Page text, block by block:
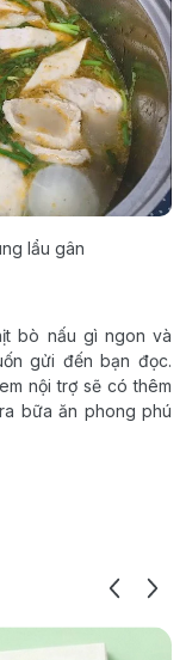
lẩu gân
bò nấu gì ngon và
gửi đến bạn đọc.
nội trợ sẽ có thêm
bữa ăn phong phú